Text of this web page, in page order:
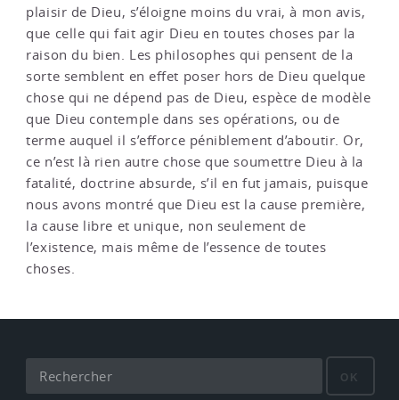
plaisir de Dieu, s’éloigne moins du vrai, à mon avis,
que celle qui fait agir Dieu en toutes choses par la
raison du bien. Les philosophes qui pensent de la
sorte semblent en effet poser hors de Dieu quelque
chose qui ne dépend pas de Dieu, espèce de modèle
que Dieu contemple dans ses opérations, ou de
terme auquel il s’efforce péniblement d’aboutir. Or,
ce n’est là rien autre chose que soumettre Dieu à la
fatalité, doctrine absurde, s’il en fut jamais, puisque
nous avons montré que Dieu est la cause première,
la cause libre et unique, non seulement de
l’existence, mais même de l’essence de toutes
choses.
OK